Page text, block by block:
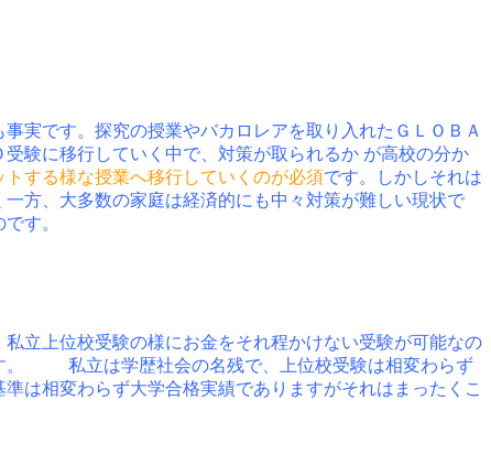
実です。探究の授業やバカロレアを取り入れたＧＬＯＢＡ
験に移行していく中で、対策が取られるか が高校の分か
する様な授業へ移行していくのが必須です。しかしそれは
方、大多数の家庭は経済的にも中々対策が難しい現状で
す。
立上位校受験の様にお金をそれ程かけない受験が可能なの
す。 私立は学歴社会の名残で、上位校受験は相変わらず
は相変わらず大学合格実績でありますがそれはまったくこ